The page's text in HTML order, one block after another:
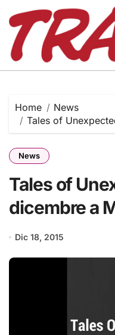
content
Home
News
Tales of
News
Tales of
dicembre a
Dic 18, 2015